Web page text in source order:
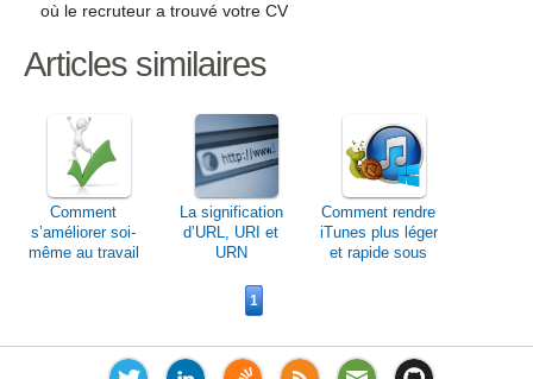
où le recruteur a trouvé votre CV
Articles similaires
Comment
s’améliorer soi-
même au travail
La signification
d’URL, URI et
URN
Comment rendre
iTunes plus léger
et rapide sous
1